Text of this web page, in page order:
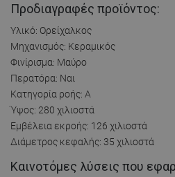
Προδιαγραφές προϊόντος:
Υλικό: Ορείχαλκος
Μηχανισμός: Κεραμικός
Φινίρισμα: Μαύρο
Περατόρα: Ναι
Κατηγορία ροής: Α
Ύψος: 280 χιλιοστά
Εμβέλεια εκροής: 126 χιλιοστά
Διάμετρος κεφαλής: 35 χιλιοστά
Καινοτόμες λύσεις που